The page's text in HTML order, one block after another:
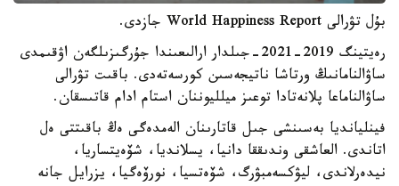
بۇل تۋرالى World Happiness Report جازدى.
رەيتينگ 2019-2021-جىلدار ارالىعىندا جۇرگىزىلگەن اۋقىمدى
ساۋالنامانىڭ ورتاشا ناتيجەسىن كورسەتەدى. باقىت تۋرالى
ساۋالناماعا پلانەتادا توعىز ميلليوننان استام ادام قاتىسقان.
فينليانديا بەسىنشى جىل قاتارىنان الەمدەگى ەڭ باقىتتى ەل
اتاندى. العاشقى وندىققا دانيا، يسلانديا، شۆەيتساريا،
نيدەرلاندى، ليۋكسەمبۋرگ، شۆەتسيا، نورۆەگيا، يزرايل جانە